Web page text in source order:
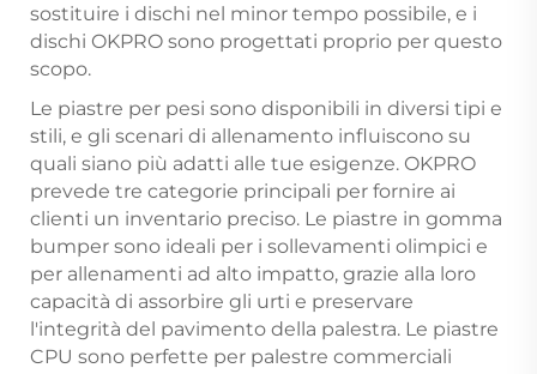
sostituire i dischi nel minor tempo possibile, e i
dischi OKPRO sono progettati proprio per questo
scopo.
Le piastre per pesi sono disponibili in diversi tipi e
stili, e gli scenari di allenamento influiscono su
quali siano più adatti alle tue esigenze. OKPRO
prevede tre categorie principali per fornire ai
clienti un inventario preciso. Le piastre in gomma
bumper sono ideali per i sollevamenti olimpici e
per allenamenti ad alto impatto, grazie alla loro
capacità di assorbire gli urti e preservare
l'integrità del pavimento della palestra. Le piastre
CPU sono perfette per palestre commerciali